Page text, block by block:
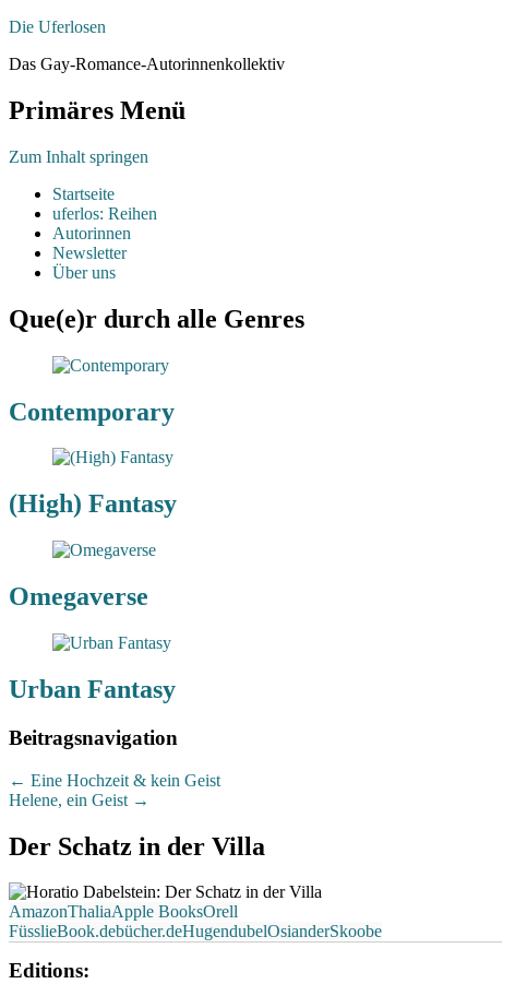
Die Uferlosen
Das Gay-Romance-Autorinnenkollektiv
Primäres Menü
Zum Inhalt springen
Startseite
uferlos: Reihen
Autorinnen
Newsletter
Über uns
Que(e)r durch alle Genres
Contemporary
(High) Fantasy
Omegaverse
Urban Fantasy
Beitragsnavigation
← Eine Hochzeit & kein Geist
Helene, ein Geist →
Der Schatz in der Villa
AmazonThaliaApple BooksOrell
FüsslieBook.debücher.deHugendubelOsianderSkoobe
Editions: